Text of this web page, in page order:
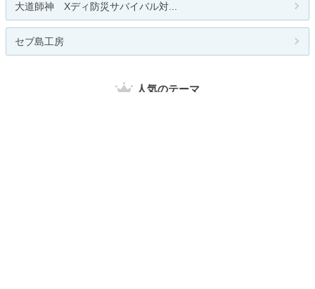
大道師神 Xディ防災サバイバル対...
セブ島工房
人気のテーマ